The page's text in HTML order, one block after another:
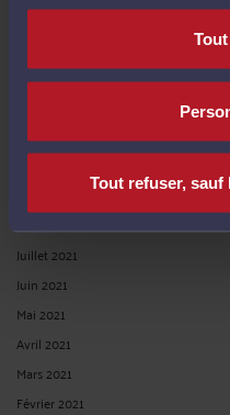
Tout refuser,
Mars 2022
Janvier 2022
Novembre 2021
Septembre 2021
Juillet 2021
Juin 2021
Mai 2021
Avril 2021
Mars 2021
Février 2021